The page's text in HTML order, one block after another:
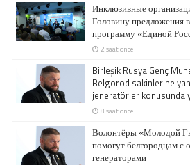
Инклюзивные
Головину
программу «Единой
2 saat önce
Birleşik Rusya Genç
Belgorod sakinlerine
jeneratörler konusunda
8 saat önce
Волонтёры «Молодой
помогут белгородцам с
генераторами